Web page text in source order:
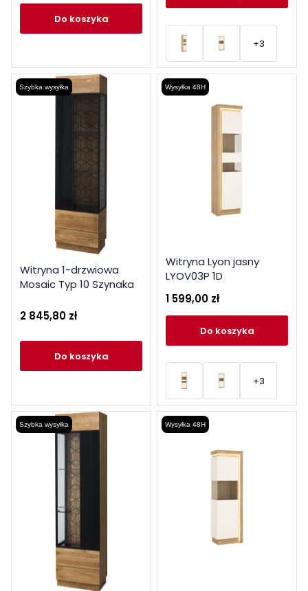
do koszyka
+3
Szybka wysyłka
Witryna 1-drzwiowa
Mosaic Typ 10 Szynaka
2 845,80 zł
do koszyka
Wysyłka 48H
Witryna Lyon jasny
LYOV03P 1D
1 599,00 zł
do koszyka
+3
Szybka wysyłka Wysyłka 48H